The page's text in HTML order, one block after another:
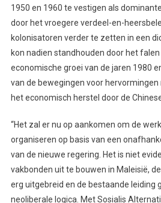
1950 en 1960 te vestigen als
door het vroegere verdeel-en-
kolonisatoren verder te zetten in een
kon nadien standhouden door het
economische groei van de jaren 1980
van de bewegingen voor hervormingen
het economisch herstel door de
“Het zal er nu op aankomen om de
organiseren op basis van een
van de nieuwe regering. Het is niet
vakbonden uit te bouwen in Maleisië,
erg uitgebreid en de bestaande leiding
neoliberale logica. Met Sosialis